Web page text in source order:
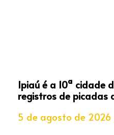
Ipiaú é a 10ª cidade
registros de picadas
5 de agosto de 2026